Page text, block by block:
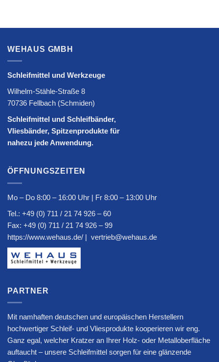
WEHAUS GMBH
Schleifmittel und Werkzeuge
Wilhelm-Stähle-Straße 8
70736 Fellbach (Schmiden)
Schleifmittel und Schleifbänder,
Vliesbänder, Spitzenprodukte für
nahezu jede Anwendung.
ÖFFNUNGSZEITEN
Mo – Do 8:00 – 16:00 Uhr | Fr 8:00 – 13:00 Uhr
Tel.: +49 (0) 711 / 21 74 926 – 60
Fax: +49 (0) 711 / 21 74 926 – 99
https://www.wehaus.de/ | vertrieb@wehaus.de
PARTNER
Mit namhaften deutschen und europäischen Herstellern
hochwertiger Schleif- und Vliesprodukte kooperieren wir eng.
Ganz egal, welcher Kratzer an Ihrer Holz- oder Metalloberfläche
auftaucht – unsere Schleifmittel sorgen für eine glänzende